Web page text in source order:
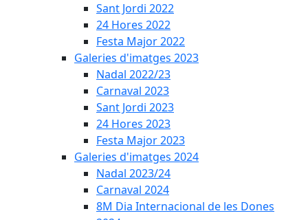
Sant Jordi 2022
24 Hores 2022
Festa Major 2022
Galeries d'imatges 2023
Nadal 2022/23
Carnaval 2023
Sant Jordi 2023
24 Hores 2023
Festa Major 2023
Galeries d'imatges 2024
Nadal 2023/24
Carnaval 2024
8M Dia Internacional de les Dones